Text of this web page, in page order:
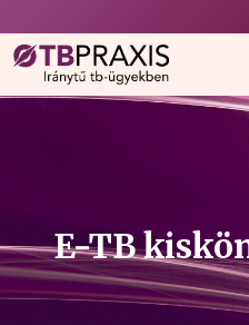
E-TB